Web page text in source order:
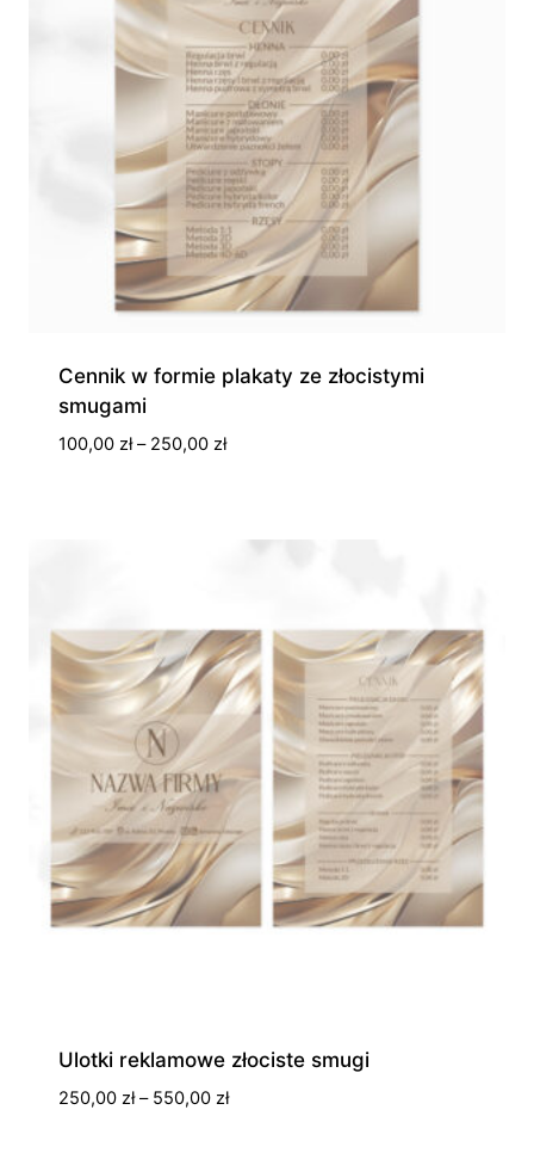
Cennik w formie plakaty ze złocistymi
smugami
100,00 zł – 250,00 złZakres
Ulotki reklamowe złociste smugi
250,00 zł – 550,00 złZakres